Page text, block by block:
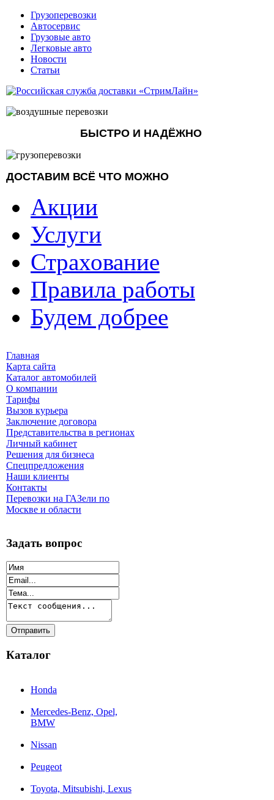
Грузоперевозки
Автосервис
Грузовые авто
Легковые авто
Новости
Статьи
БЫСТРО И НАДЁЖНО
ДОСТАВИМ ВСЁ ЧТО МОЖНО
Акции
Услуги
Страхование
Правила работы
Будем добрее
Главная
Карта сайта
Каталог автомобилей
О компании
Тарифы
Вызов курьера
Заключение договора
Представительства в регионах
Личный кабинет
Решения для бизнеса
Спецпредложения
Наши клиенты
Контакты
Перевозки на ГАЗели по
Москве и области
Задать вопрос
Каталог
Honda
Mercedes-Benz, Opel,
BMW
Nissan
Peugeot
Toyota, Mitsubishi, Lexus